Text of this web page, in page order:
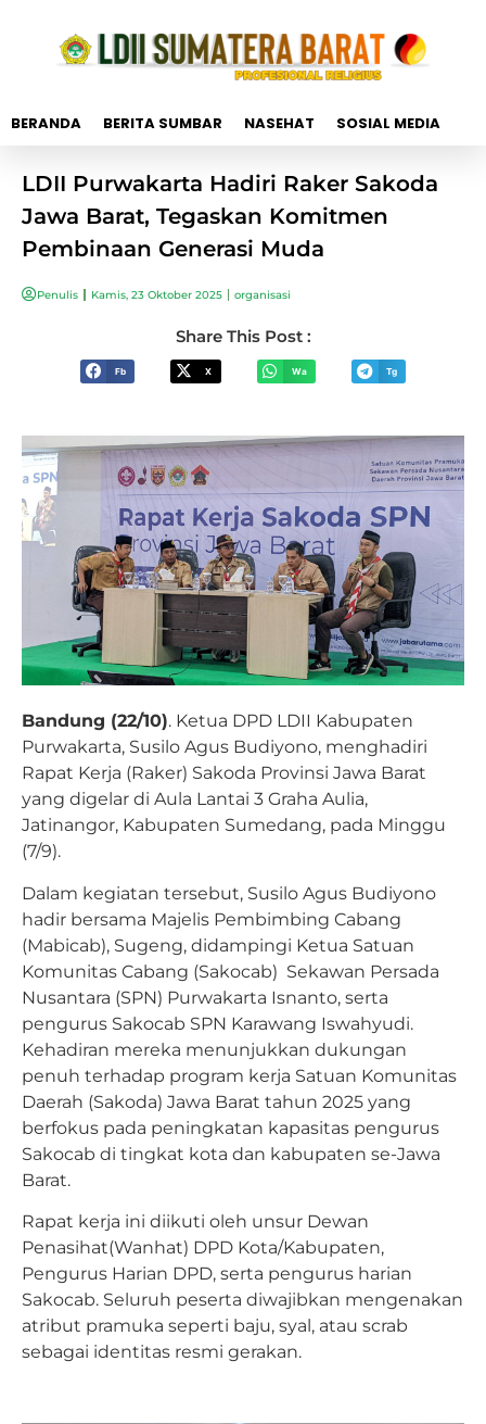
BERANDA BERITA SUMBAR NASEHAT SOSIAL MEDIA
LDII Purwakarta Hadiri Raker Sakoda
Jawa Barat, Tegaskan Komitmen
Pembinaan Generasi Muda
Penulis Kamis, 23 Oktober 2025 organisasi
Share This Post :
Fb X Wa Tg
Bandung (22/10). Ketua DPD LDII Kabupaten
Purwakarta, Susilo Agus Budiyono, menghadiri
Rapat Kerja (Raker) Sakoda Provinsi Jawa Barat
yang digelar di Aula Lantai 3 Graha Aulia,
Jatinangor, Kabupaten Sumedang, pada Minggu
(7/9).
Dalam kegiatan tersebut, Susilo Agus Budiyono
hadir bersama Majelis Pembimbing Cabang
(Mabicab), Sugeng, didampingi Ketua Satuan
Komunitas Cabang (Sakocab) Sekawan Persada
Nusantara (SPN) Purwakarta Isnanto, serta
pengurus Sakocab SPN Karawang Iswahyudi.
Kehadiran mereka menunjukkan dukungan
penuh terhadap program kerja Satuan Komunitas
Daerah (Sakoda) Jawa Barat tahun 2025 yang
berfokus pada peningkatan kapasitas pengurus
Sakocab di tingkat kota dan kabupaten se-Jawa
Barat.
Rapat kerja ini diikuti oleh unsur Dewan
Penasihat(Wanhat) DPD Kota/Kabupaten,
Pengurus Harian DPD, serta pengurus harian
Sakocab. Seluruh peserta diwajibkan mengenakan
atribut pramuka seperti baju, syal, atau scrab
sebagai identitas resmi gerakan.